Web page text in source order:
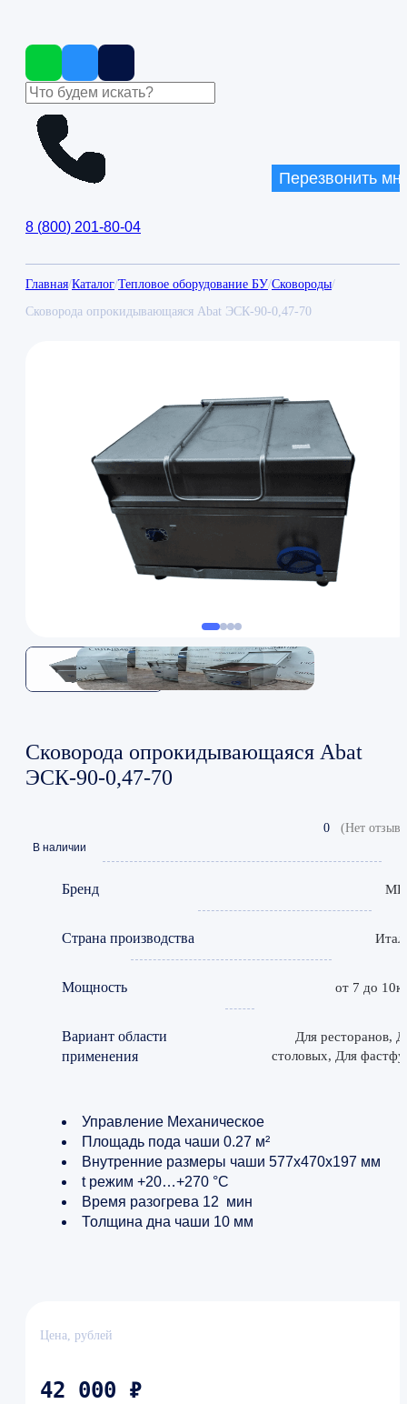
8 (800) 201-80-04
Перезвонить
Главная/Каталог/Тепловое оборудование БУ/Сковороды/
Сковорода опрокидывающаяся Abat ЭСК-90-0,47-70
Сковорода опрокидывающаяся Abat
ЭСК-90-0,47-70
0 (Нет
В наличии
Бренд
Страна производства
Мощность от 7 до
Вариант области
применения
Для ресторанов,
столовых, Для
Управление Механическое
Площадь пода чаши 0.27 м²
Внутренние размеры чаши 577х470х197 мм
t режим +20…+270 °С
Время разогрева 12 мин
Толщина дна чаши 10 мм
Цена, рублей
42 000 ₽